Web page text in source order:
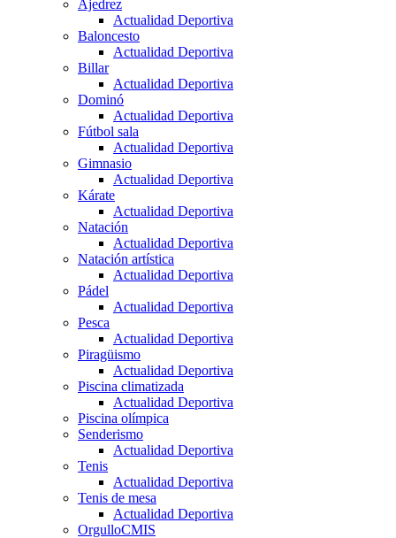
Ajedrez
Actualidad Deportiva
Baloncesto
Actualidad Deportiva
Billar
Actualidad Deportiva
Dominó
Actualidad Deportiva
Fútbol sala
Actualidad Deportiva
Gimnasio
Actualidad Deportiva
Kárate
Actualidad Deportiva
Natación
Actualidad Deportiva
Natación artística
Actualidad Deportiva
Pádel
Actualidad Deportiva
Pesca
Actualidad Deportiva
Piragüismo
Actualidad Deportiva
Piscina climatizada
Actualidad Deportiva
Piscina olímpica
Senderismo
Actualidad Deportiva
Tenis
Actualidad Deportiva
Tenis de mesa
Actualidad Deportiva
OrgulloCMIS